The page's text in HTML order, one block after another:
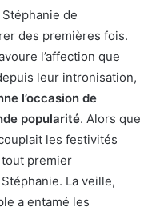
de
des premières fois.
l’affection que
leur intronisation,
l’occasion de
popularité. Alors que
les festivités
premier
La veille,
a entamé les